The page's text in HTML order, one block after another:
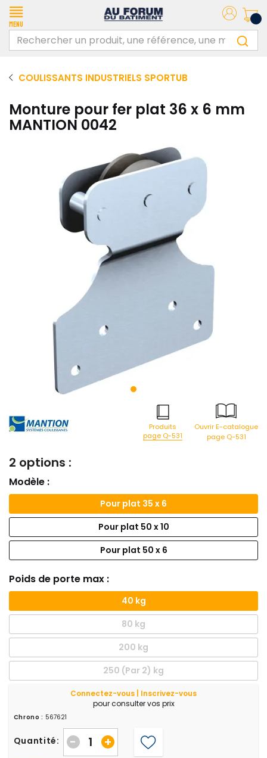
Menu
COULISSANTS INDUSTRIELS SPORTUB
Monture pour fer plat 36 x 6 mm
MANTION 0042
Produits
page Q-531
Ouvrir E-catalogue
page Q-531
2 options :
Modèle :
Pour plat 35 x 6
Pour plat 50 x 10
Pour plat 50 x 6
Poids de porte max :
40 kg
80 kg
200 kg
250 (Par 2) kg
Connectez-vous | Inscrivez-vous
pour consulter vos prix
Chrono : 567621
Quantité: +
-